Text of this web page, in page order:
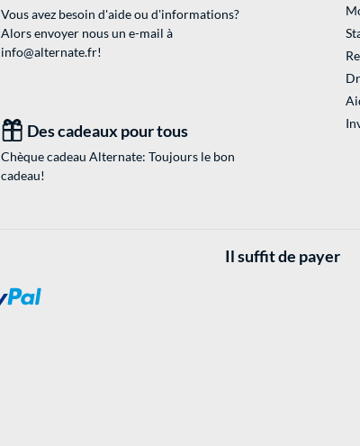
Vous avez besoin d'aide ou d'informations?
Alors envoyer nous un e-mail à
info@alternate.fr!
Des cadeaux pour tous
Chèque cadeau Alternate: Toujours le bon
cadeau!
Il suffit de payer